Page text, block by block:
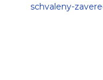
schvaleny-